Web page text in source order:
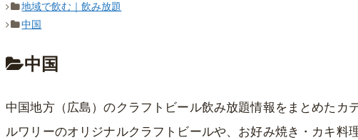
地域で飲む｜飲み放題
中国
中国
中国地方（広島）のクラフトビール飲み放題情報をまとめたカ
ルワリーのオリジナルクラフトビールや、お好み焼き・カキ料